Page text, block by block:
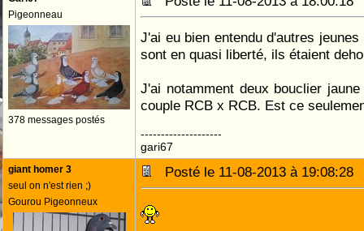
Pigeonneau
378 messages postés
J'ai eu bien entendu d'autres
sont en quasi liberté, ils étaient
J'ai notamment deux bouclier
couple RCB x RCB. Est ce
--------------------
gari67
giant homer 3
seul on n'est rien ;)
Gourou Pigeonneux
Posté le 11-08-2013 à